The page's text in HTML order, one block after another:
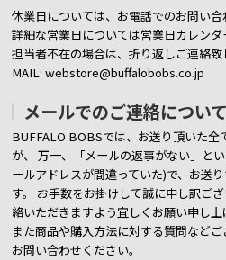
休業日については、お電話でのお問い合
詳細な営業日については営業日カレンダ
担当者不在の場合は、折り返しご連絡致
MAIL: webstore@buffalobobs.co.jp
メールでのご連絡について
BUFFALO BOBSでは、お送り頂いた全
が、 万一、「メールの返事がない」と
ールアドレスが間違っていた)で、お送
す。 お手数をお掛けして誠に申し訳ご
絡いただきますよう宜しくお願い申し上
また商品や購入方法に対する質問など
お問い合わせください。